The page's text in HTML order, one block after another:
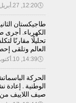
🕔12:20, 27.أبريل 2020
طاجيكستان
الكهرباء. أجرى
تحليلًا مقارنًا
العالم وتلقى
🕔14:39, 10.أكتوبر 2019
الحركة
الوطنية . إعادة
صيف اللاييف